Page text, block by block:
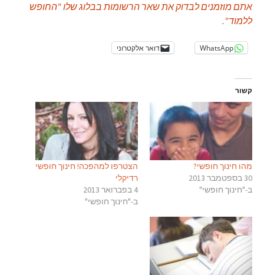
אתם מוזמנים לבדוק את שאר הרשומות בבלוג שלו "החופש
ללמוד".
WhatsApp דואר אלקטרוני
קשור
מהו חינוך חופשי?
30 בספטמבר 2013
ב-"חינוך חופשי"
הצטרפו למהפכה! חינוך חופשי
רדיקלי
4 בפברואר 2013
ב-"חינוך חופשי"